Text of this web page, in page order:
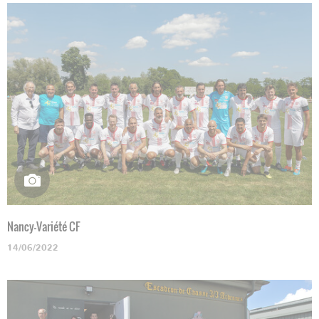
Nancy-Variété CF
14/06/2022